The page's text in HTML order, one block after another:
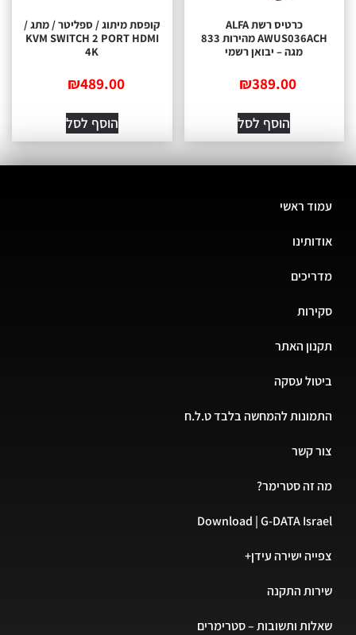
כרטיס רשת ALFA
AWUS036ACH מהירות 833
מגה – יבואן רשמי
₪389.00
הוסף לסל
קופסת מיתוג / ספליטר / מתג /
KVM SWITCH 2 PORT HDMI
4K
₪489.00
הוסף לסל
עמוד ראשי
אודותינו
מדריכים
סקירות
תקנון האתר
ביטול עסקה
התמונות להמחשה בלבד ט.ל.ח
צור קשר
מה זה סטרימר?
Download | G-DATA Israel
צפייה ישירה עידן+
שירות התקנה
שאלות ותשובות – סטרימרים